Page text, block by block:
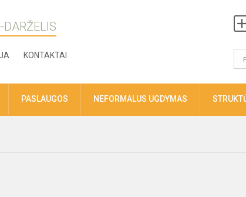
DARŽELIS
KONTAKTAI
PASLAUGOS NEFORMALUS UGDYMAS